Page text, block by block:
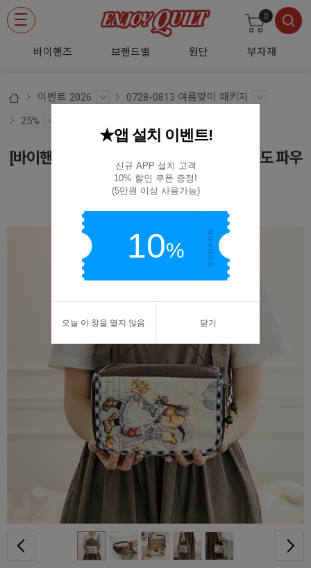
바이핸즈 브랜드별 원단 부자재
0
이벤트 2026
0728-0813 여름맞이 패키지
25%
[바이핸즈] 퀼트패키지 소품 - 홀리하비 다용도 파우
치백
★앱 설치 이벤트!
신규 APP 설치 고객
10% 할인 쿠폰 증정!
(5만원 이상 사용가능)
10%
오늘 이 창을 열지 않음 닫기